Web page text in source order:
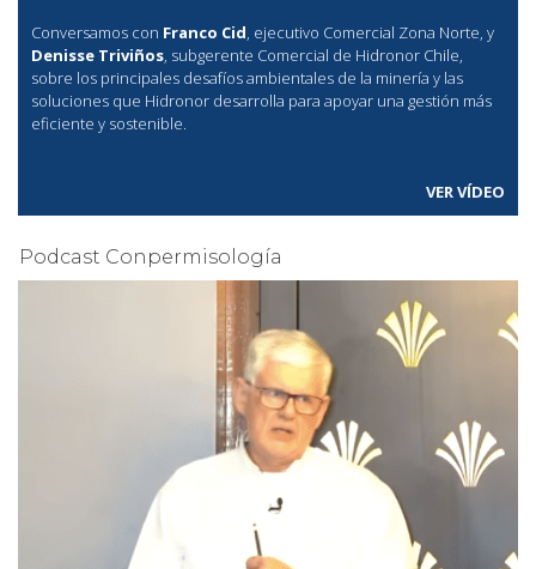
Conversamos con Franco Cid, ejecutivo Comercial Zona Norte, y
Denisse Triviños, subgerente Comercial de Hidronor Chile,
sobre los principales desafíos ambientales de la minería y las
soluciones que Hidronor desarrolla para apoyar una gestión más
eficiente y sostenible.
VER VÍDEO
Podcast Conpermisología